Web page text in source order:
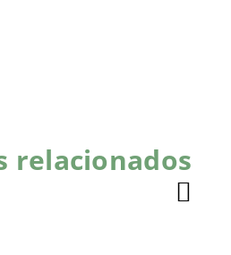
relacionados